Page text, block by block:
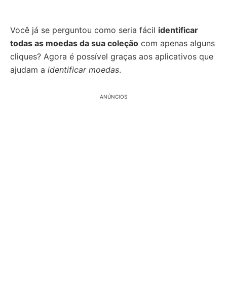
Você já se perguntou como seria fácil identificar
todas as moedas da sua coleção com apenas alguns
cliques? Agora é possível graças aos aplicativos que
ajudam a identificar moedas.
ANÚNCIOS